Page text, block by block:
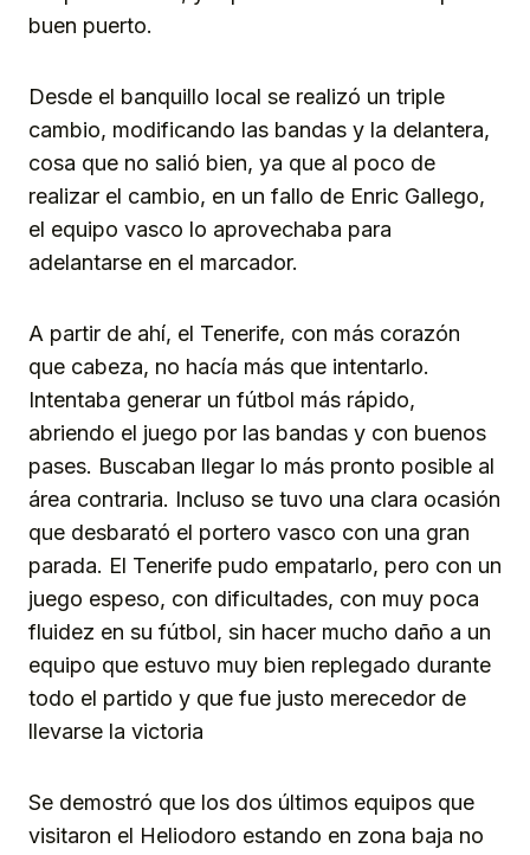
buen puerto.
Desde el banquillo local se realizó un triple
cambio, modificando las bandas y la delantera,
cosa que no salió bien, ya que al poco de
realizar el cambio, en un fallo de Enric Gallego,
el equipo vasco lo aprovechaba para
adelantarse en el marcador.
A partir de ahí, el Tenerife, con más corazón
que cabeza, no hacía más que intentarlo.
Intentaba generar un fútbol más rápido,
abriendo el juego por las bandas y con buenos
pases. Buscaban llegar lo más pronto posible al
área contraria. Incluso se tuvo una clara ocasión
que desbarató el portero vasco con una gran
parada. El Tenerife pudo empatarlo, pero con un
juego espeso, con dificultades, con muy poca
fluidez en su fútbol, sin hacer mucho daño a un
equipo que estuvo muy bien replegado durante
todo el partido y que fue justo merecedor de
llevarse la victoria
Se demostró que los dos últimos equipos que
visitaron el Heliodoro estando en zona baja no